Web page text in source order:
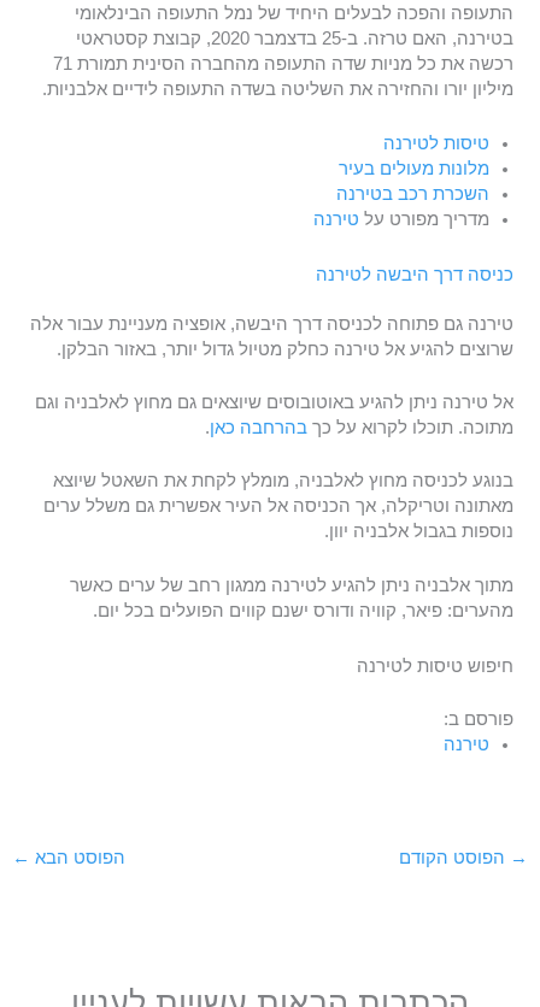
התעופה והפכה לבעלים היחיד של נמל התעופה הבינלאומי
בטירנה, האם טרזה. ב-25 בדצמבר 2020, קבוצת קסטראטי
רכשה את כל מניות שדה התעופה מהחברה הסינית תמורת 71
מיליון יורו והחזירה את השליטה בשדה התעופה לידיים אלבניות.
טיסות לטירנה
מלונות מעולים בעיר
השכרת רכב בטירנה
מדריך מפורט על טירנה
כניסה דרך היבשה לטירנה
טירנה גם פתוחה לכניסה דרך היבשה, אופציה מעניינת עבור אלה
שרוצים להגיע אל טירנה כחלק מטיול גדול יותר, באזור הבלקן.
אל טירנה ניתן להגיע באוטובוסים שיוצאים גם מחוץ לאלבניה וגם
מתוכה. תוכלו לקרוא על כך בהרחבה כאן.
בנוגע לכניסה מחוץ לאלבניה, מומלץ לקחת את השאטל שיוצא
מאתונה וטריקלה, אך הכניסה אל העיר אפשרית גם משלל ערים
נוספות בגבול אלבניה יוון.
מתוך אלבניה ניתן להגיע לטירנה ממגון רחב של ערים כאשר
מהערים: פיאר, קוויה ודורס ישנם קווים הפועלים בכל יום.
חיפוש טיסות לטירנה
פורסם ב:
טירנה
→ הפוסט הקודם הפוסט הבא ←